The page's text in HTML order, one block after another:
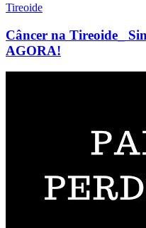
Tireoide
Câncer na Tireoide_
AGORA!